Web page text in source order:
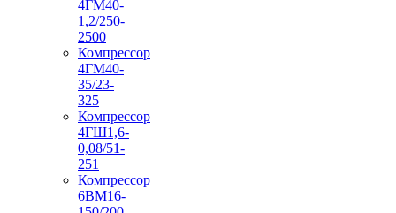
4ГМ40-
1,2/250-
2500
Компрессор
4ГМ40-
35/23-
325
Компрессор
4ГШ1,6-
0,08/51-
251
Компрессор
6ВМ16-